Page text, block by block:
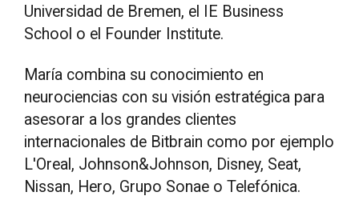
Universidad de Bremen, el IE Business
School o el Founder Institute.
María combina su conocimiento en
neurociencias con su visión estratégica para
asesorar a los grandes clientes
internacionales de Bitbrain como por ejemplo
L'Oreal, Johnson&Johnson, Disney, Seat,
Nissan, Hero, Grupo Sonae o Telefónica.